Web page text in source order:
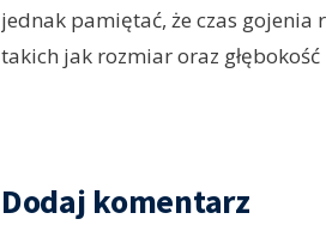
jednak pamiętać, że czas gojenia
takich jak rozmiar oraz
Dodaj komentarz